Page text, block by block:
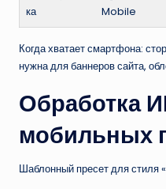
ка
Mobile
Когда хватает смартфона:
нужна для баннеров сайта,
Обработка
мобильных
Шаблонный пресет для стиля